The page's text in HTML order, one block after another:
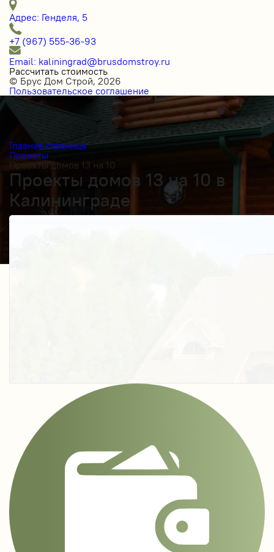
Адрес: Генделя, 5
+7 (967) 555-36-93
Email: kaliningrad@brusdomstroy.ru
Рассчитать стоимость
© Брус Дом Строй, 2026
Пользовательское соглашение
Главная страница
Проекты
Проекты домов 13 на 10
Проекты домов 13 на 10 в
Калининграде
Получить косультацию